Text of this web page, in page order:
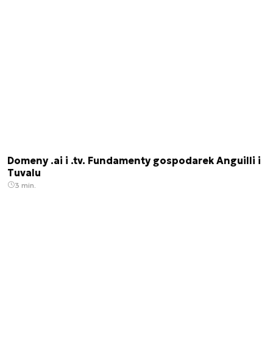
Domeny .ai i .tv. Fundamenty gospodarek Anguilli i
Tuvalu
3 min.